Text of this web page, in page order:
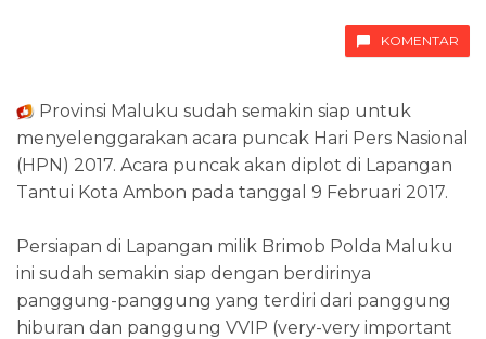
KOMENTAR
Provinsi Maluku sudah semakin siap untuk
menyelenggarakan acara puncak Hari Pers Nasional
(HPN) 2017. Acara puncak akan diplot di Lapangan
Tantui Kota Ambon pada tanggal 9 Februari 2017.
Persiapan di Lapangan milik Brimob Polda Maluku
ini sudah semakin siap dengan berdirinya
panggung-panggung yang terdiri dari panggung
hiburan dan panggung VVIP (very-very important